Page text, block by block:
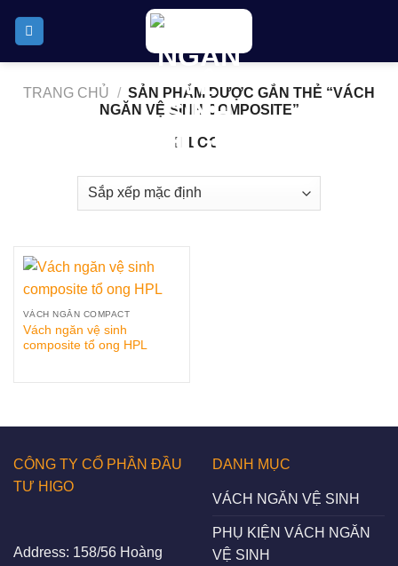
TRANG CHỦ / SẢN PHẨM ĐƯỢC GẮN THẺ “VÁCH
NGĂN VỆ SINH COMPOSITE”
LỌC
VÁCH NGĂN COMPACT
Vách ngăn vệ sinh
composite tổ ong HPL
CÔNG TY CỔ PHẦN ĐẦU
TƯ HIGO
Address: 158/56 Hoàng
DANH MỤC
VÁCH NGĂN VỆ SINH
PHỤ KIỆN VÁCH NGĂN
VỆ SINH